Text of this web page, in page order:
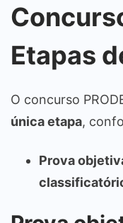
Etapas
O concurso
única etapa,
Prova